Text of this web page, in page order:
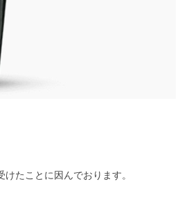
たことに因んでおります。